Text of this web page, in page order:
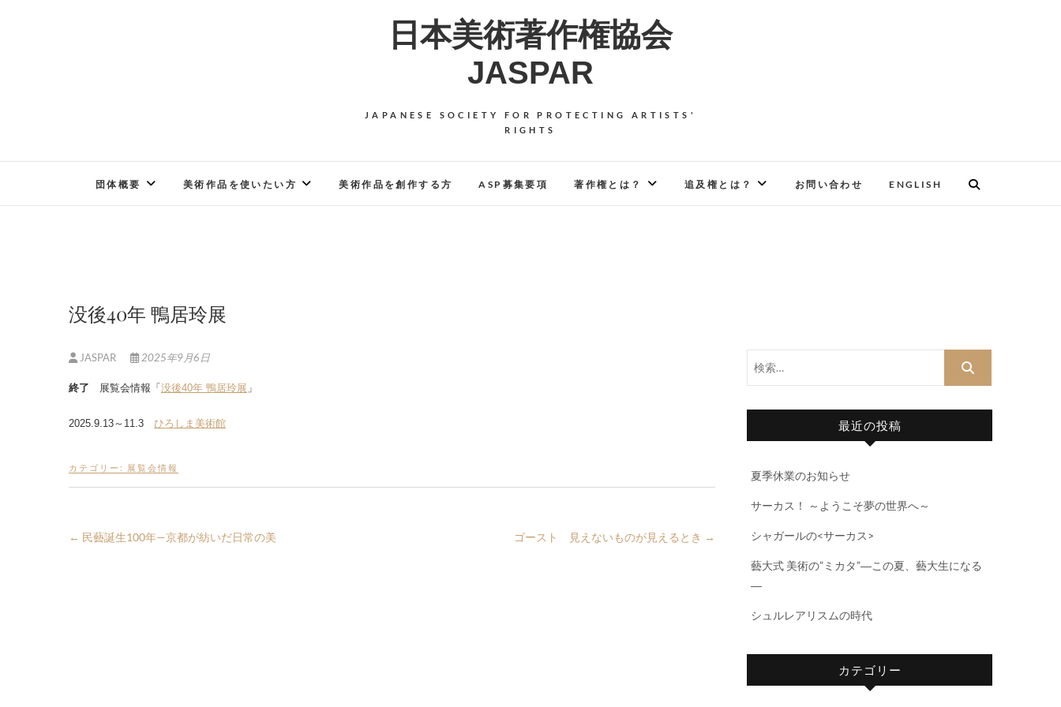
日本美術著作権協会
JASPAR
JAPANESE SOCIETY FOR PROTECTING ARTISTS'
RIGHTS
団体概要 美術作品を使いたい方 美術作品を創作する方 ASP募集要項 著作権とは？ 追及権とは？ お問い合わせ ENGLISH
没後40年 鴨居玲展
JASPAR 2025年9月6日
終了 展覧会情報「没後40年 鴨居玲展 」
2025.9.13～11.3 ひろしま美術館
カテゴリー: 展覧会情報
← 民藝誕生100年—京都が紡いだ日常の美 ゴースト 見えないものが見えるとき →
最近の投稿
夏季休業のお知らせ
サーカス！ ～ようこそ夢の世界へ～
シャガールの<サーカス>
藝大式 美術の”ミカタ”―この夏、藝大生になる
―
シュルレアリスムの時代
カテゴリー